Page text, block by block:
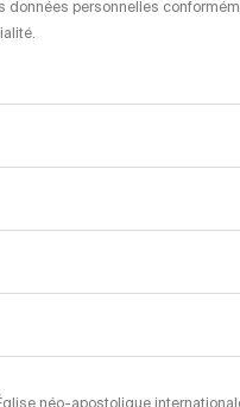
données personnelles